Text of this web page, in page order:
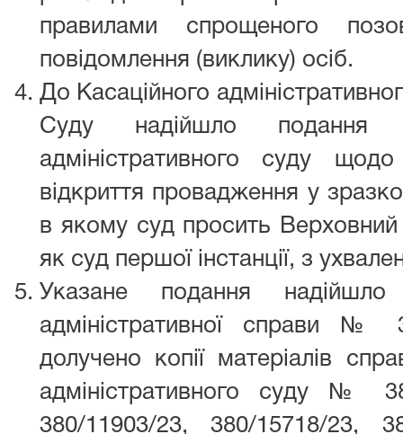
правилами спрощеного
повідомлення (виклику) осіб.
До Касаційного
Суду надійшло подання
адміністративного суду
відкриття провадження у
в якому суд просить
як суд першої інстанції, з
Указане подання
адміністративної справи №
долучено копії матеріалів
адміністративного суду №
380/11903/23, 380/15718/23,